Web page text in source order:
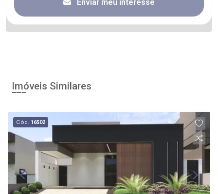
Enviar meu interesse
Imóveis Similares
Cód. 16502